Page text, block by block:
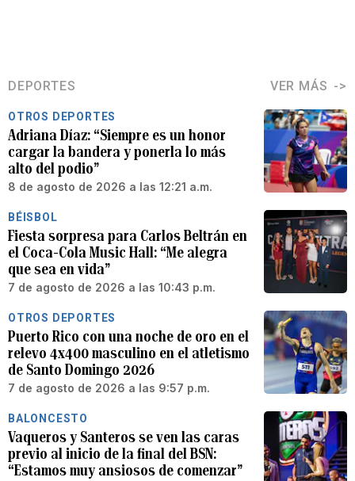
DEPORTES VER MÁS
OTROS DEPORTES
Adriana Díaz: “Siempre es un honor
cargar la bandera y ponerla lo más
alto del podio”
8 de agosto de 2026 a las 12:21 a.m.
BÉISBOL
Fiesta sorpresa para Carlos Beltrán en
el Coca-Cola Music Hall: “Me alegra
que sea en vida”
7 de agosto de 2026 a las 10:43 p.m.
OTROS DEPORTES
Puerto Rico con una noche de oro en el
relevo 4x400 masculino en el atletismo
de Santo Domingo 2026
7 de agosto de 2026 a las 9:57 p.m.
BALONCESTO
Vaqueros y Santeros se ven las caras
previo al inicio de la final del BSN:
“Estamos muy ansiosos de comenzar”